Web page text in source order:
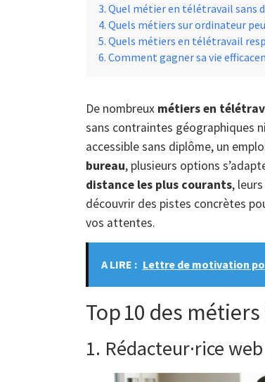
Quel métier en télétravail sans
Quels métiers sur ordinateur
Quels métiers en télétravail
Comment gagner sa vie
De nombreux métiers en
sans contraintes géographiques
accessible sans diplôme, un
bureau, plusieurs options
distance les plus courants,
découvrir des pistes concrètes
vos attentes.
A LIRE : Lettre de motivation
Top 10 des
1. Rédacteur·rice web